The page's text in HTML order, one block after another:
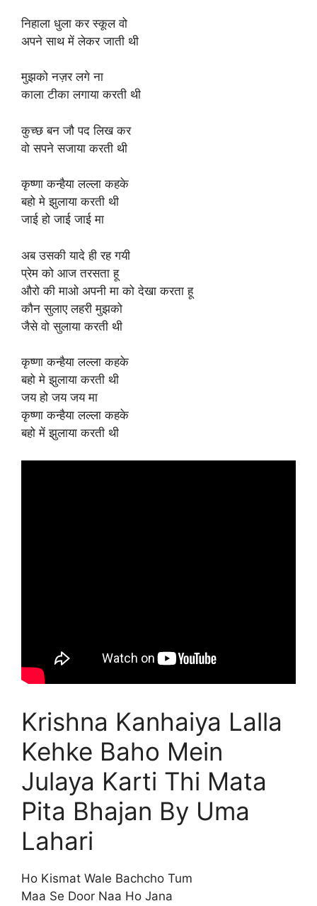
निहाला धुला कर स्कूल वो
अपने साथ में लेकर जाती थी
मुझको नज़र लगे ना
काला टीका लगाया करती थी
कुच्छ बन जौ पद लिख कर
वो सपने सजाया करती थी
कृष्णा कन्हैया लल्ला कहके
बहो मे झुलाया करती थी
जाई हो जाई जाई मा
अब उसकी यादे ही रह गयी
प्रेम को आज तरसता हू
औरो की माओ अपनी मा को देखा करता हू
कौन सुलाए लहरी मुझको
जैसे वो सुलाया करती थी
कृष्णा कन्हैया लल्ला कहके
बहो मे झुलाया करती थी
जय हो जय जय मा
कृष्णा कन्हैया लल्ला कहके
बहो में झुलाया करती थी
Krishna Kanhaiya Lalla
Kehke Baho Mein
Julaya Karti Thi Mata
Pita Bhajan By Uma
Lahari
Ho Kismat Wale Bachcho Tum
Maa Se Door Naa Ho Jana